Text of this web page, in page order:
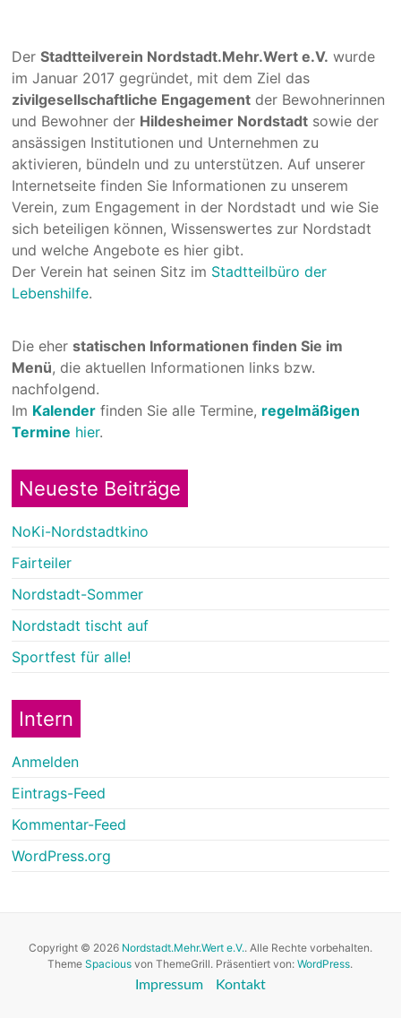
DerStadtteilverein Nordstadt.Mehr.Wert e.V. wurde
im Januar 2017 gegründet, mit dem Ziel das
zivilgesellschaftliche Engagement der Bewohnerinnen
und Bewohner der Hildesheimer Nordstadt sowie der
ansässigen Institutionen und Unternehmen zu
aktivieren, bündeln und zu unterstützen. Auf unserer
Internetseite finden Sie Informationen zu unserem
Verein, zum Engagement in der Nordstadt und wie Sie
sich beteiligen können, Wissenswertes zur Nordstadt
und welche Angebote es hier gibt.
Der Verein hat seinen Sitz im Stadtteilbüro der
Lebenshilfe.
Die eherstatischen Informationen finden Sie im
Menü, die aktuellen Informationen links bzw.
nachfolgend.
Im Kalender finden Sie alle Termine, regelmäßigen
Termine hier.
Neueste Beiträge
NoKi-Nordstadtkino
Fairteiler
Nordstadt-Sommer
Nordstadt tischt auf
Sportfest für alle!
Intern
Anmelden
Eintrags-Feed
Kommentar-Feed
WordPress.org
Copyright © 2026 Nordstadt.Mehr.Wert e.V.. Alle Rechte vorbehalten.
ThemeSpacious von ThemeGrill. Präsentiert von:WordPress.
Impressum Kontakt